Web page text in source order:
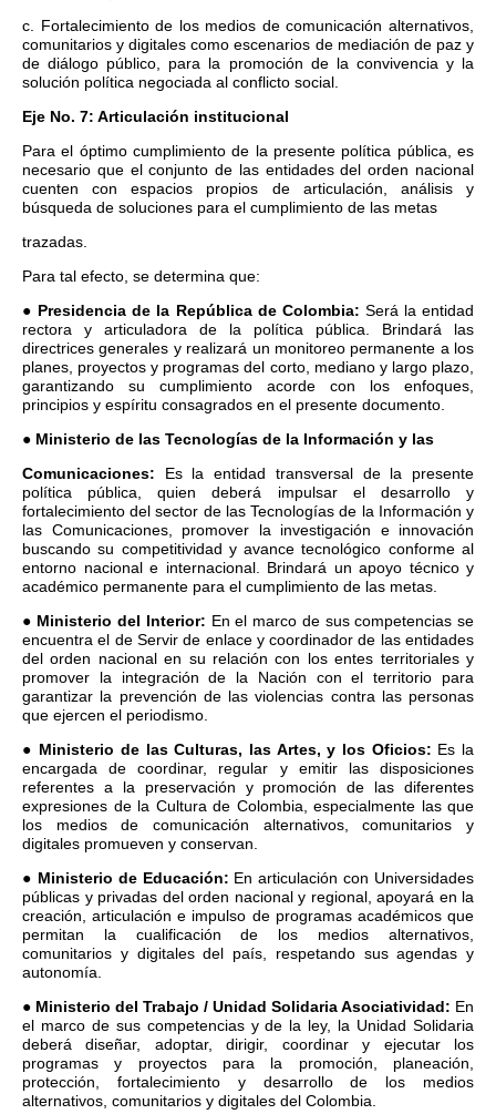
c. Fortalecimiento de los medios de comunicación alternativos,
comunitarios y digitales como escenarios de mediación de paz y
de diálogo público, para la promoción de la convivencia y la
solución política negociada al conflicto social.
Eje No. 7: Articulación institucional
Para el óptimo cumplimiento de la presente política pública, es
necesario que el conjunto de las entidades del orden nacional
cuenten con espacios propios de articulación, análisis y
búsqueda de soluciones para el cumplimiento de las metas
trazadas.
Para tal efecto, se determina que:
● Presidencia de la República de Colombia: Será la entidad
rectora y articuladora de la política pública. Brindará las
directrices generales y realizará un monitoreo permanente a los
planes, proyectos y programas del corto, mediano y largo plazo,
garantizando su cumplimiento acorde con los enfoques,
principios y espíritu consagrados en el presente documento.
● Ministerio de las Tecnologías de la Información y las
Comunicaciones: Es la entidad transversal de la presente
política pública, quien deberá impulsar el desarrollo y
fortalecimiento del sector de las Tecnologías de la Información y
las Comunicaciones, promover la investigación e innovación
buscando su competitividad y avance tecnológico conforme al
entorno nacional e internacional. Brindará un apoyo técnico y
académico permanente para el cumplimiento de las metas.
● Ministerio del Interior: En el marco de sus competencias se
encuentra el de Servir de enlace y coordinador de las entidades
del orden nacional en su relación con los entes territoriales y
promover la integración de la Nación con el territorio para
garantizar la prevención de las violencias contra las personas
que ejercen el periodismo.
● Ministerio de las Culturas, las Artes, y los Oficios: Es la
encargada de coordinar, regular y emitir las disposiciones
referentes a la preservación y promoción de las diferentes
expresiones de la Cultura de Colombia, especialmente las que
los medios de comunicación alternativos, comunitarios y
digitales promueven y conservan.
● Ministerio de Educación: En articulación con Universidades
públicas y privadas del orden nacional y regional, apoyará en la
creación, articulación e impulso de programas académicos que
permitan la cualificación de los medios alternativos,
comunitarios y digitales del país, respetando sus agendas y
autonomía.
● Ministerio del Trabajo / Unidad Solidaria Asociatividad: En
el marco de sus competencias y de la ley, la Unidad Solidaria
deberá diseñar, adoptar, dirigir, coordinar y ejecutar los
programas y proyectos para la promoción, planeación,
protección, fortalecimiento y desarrollo de los medios
alternativos, comunitarios y digitales del Colombia.